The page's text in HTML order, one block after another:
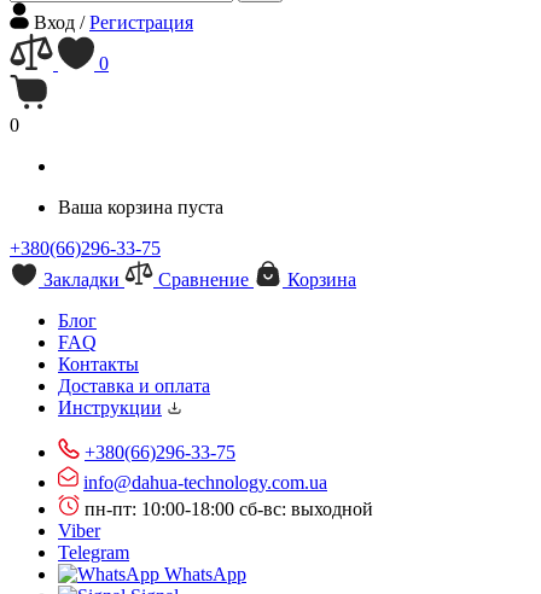
Вход /Регистрация
0
0
Ваша корзина пуста
+380(66)296-33-75
Закладки
Сравнение
Корзина
Блог
FAQ
Контакты
Доставка и оплата
Инструкции
+380(66)296-33-75
info@dahua-technology.com.ua
пн-пт: 10:00-18:00 сб-вс: выходной
Viber
Telegram
WhatsApp